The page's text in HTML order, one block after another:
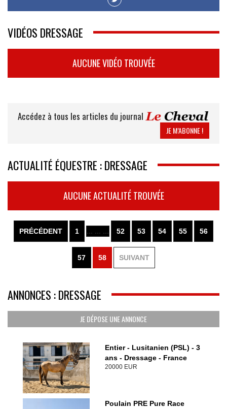
VIDÉOS DRESSAGE
AUCUNE VIDÉO TROUVÉE
Accédez à tous les articles du journal
JE M’ABONNE !
ACTUALITÉ ÉQUESTRE : DRESSAGE
AUCUNE ACTUALITÉ TROUVÉE
PRÉCÉDENT 1 ... ... ... 52 53 54 55 56
57 58 SUIVANT
ANNONCES : DRESSAGE
JE DÉPOSE UNE ANNONCE
Entier - Lusitanien (PSL) - 3
ans - Dressage - France
20000 EUR
Poulain PRE Pure Race